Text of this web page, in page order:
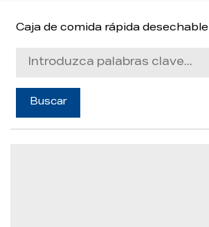
Noticias
Caja de comida rápida